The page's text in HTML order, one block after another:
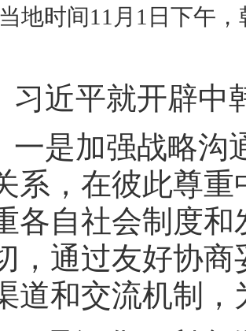
当地时间11月1日下午
习近平就开辟中
一是加强战略沟
系，在彼此尊
各自社会制度
，通过友好协
道和交流机制